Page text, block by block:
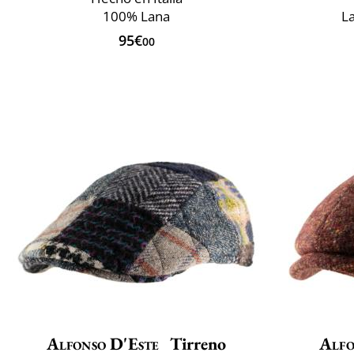
100% Lana
95€00
Alfonso D'Este Tirreno